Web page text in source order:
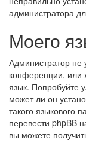
администратора
Моего
Администратор не
конференции, или
язык. Попробуйте
может ли он
такого языкового
перевести phpBB
вы можете